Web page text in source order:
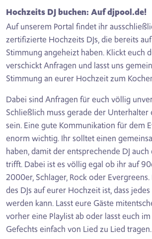
Hochzeits DJ buchen: Auf djpool.de!
Auf unserem Portal findet ihr
zertifizierte Hochzeits DJs, die bereits
Stimmung angeheizt haben. Klickt euch
verschickt Anfragen und lasst uns
Stimmung an eurer Hochzeit zum
Dabei sind Anfragen für euch völlig
Schließlich muss gerade der Unterhalter
sein. Eine gute Kommunikation für dem
enorm wichtig. Ihr solltet einen
haben, damit der entsprechende DJ
trifft. Dabei ist es völlig egal ob ihr auf
2000er, Schlager, Rock oder
des DJs auf eurer Hochzeit ist, dass
werden kann. Lasst eure Gäste
vorher eine Playlist ab oder lasst euch
Gefechts einfach von Lied zu Lied